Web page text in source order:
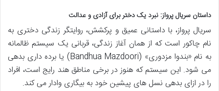
داستان سریال پرواز: نبرد یک دختر برای آزادی و عدالت
سریال پرواز، با داستانی عمیق و پرکشش، روایتگر زندگی دختری به
نام چاکور است که از همان آغاز زندگی، قربانی یک سیستم ظالمانه
به نام «بندوا مزدوری» (Bandhua Mazdoori) یا برده داری بدهی
می شود. این سیستم که هنوز در برخی مناطق هند رایج است، افراد
را در ازای بدهی نسل های پیشین خود به بیگاری وادار می کند.